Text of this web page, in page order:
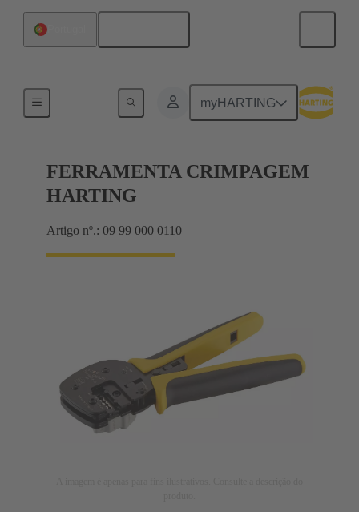
myHARTING
FERRAMENTA CRIMPAGEM
HARTING
Artigo nº.: 09 99 000 0110